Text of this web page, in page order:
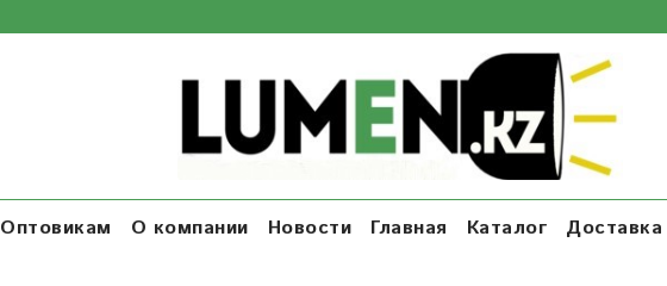
Оптовикам О компании Новости Главная Каталог